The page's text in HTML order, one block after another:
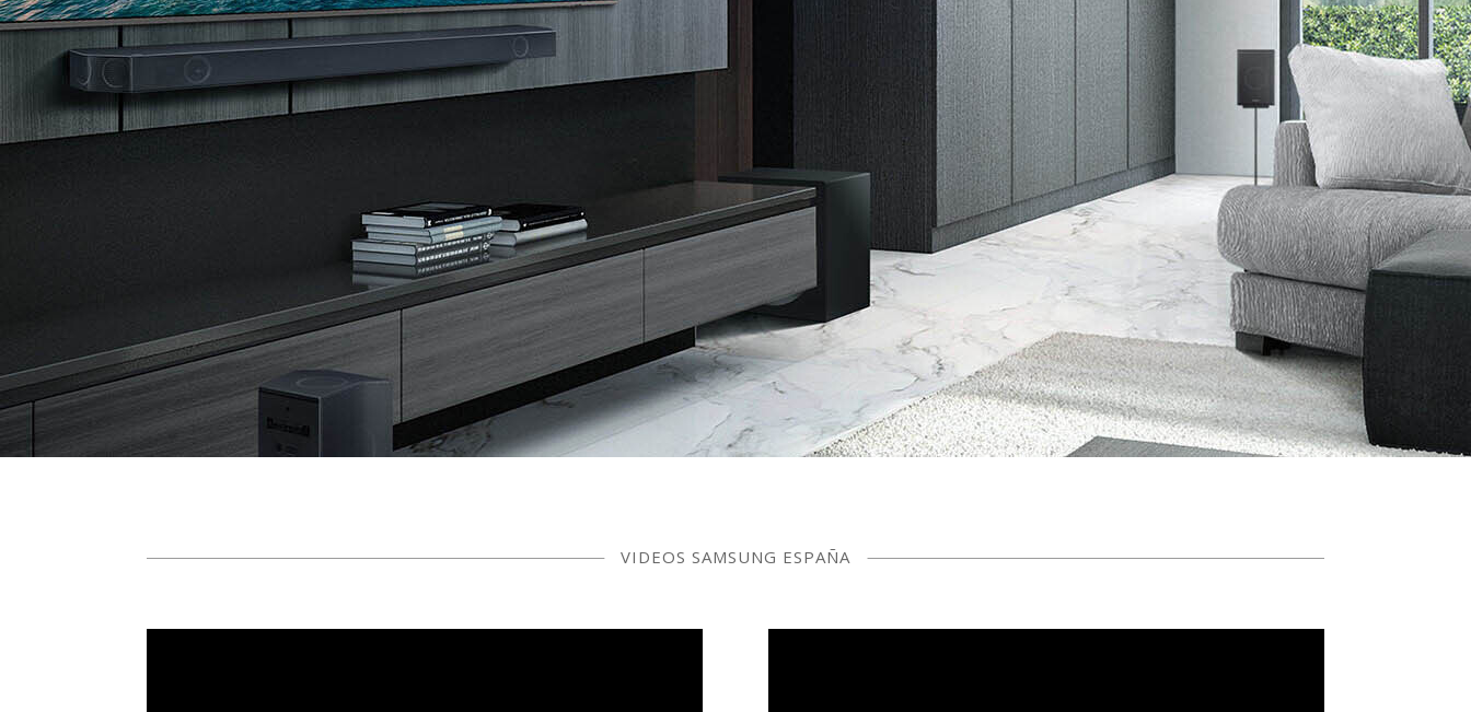
VIDEOS SAMSUNG ESPAÑA